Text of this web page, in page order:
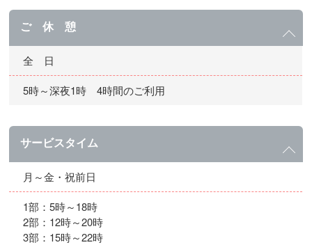
ご 休 憩
全 日
5時～深夜1時 4時間のご利用
サービスタイム
月～金・祝前日
1部：5時～18時
2部：12時～20時
3部：15時～22時